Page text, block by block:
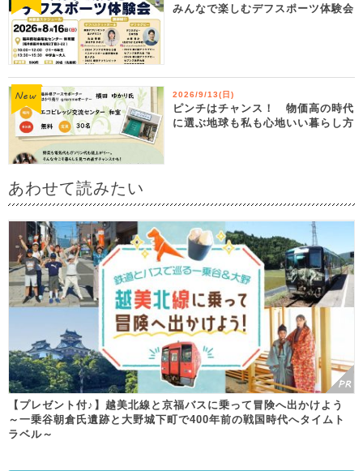
みんなで楽しむデフスポーツ体験会
2026/9/13(日)
ピンチはチャンス！ 物価高の時代
に選ぶ地球も私も心地いい暮らし方
あわせて読みたい
【プレゼント付♪】越美北線と京福バスに乗って冒険へ出かけよう
～一乗谷朝倉氏遺跡と大野城下町で400年前の戦国時代へタイムト
ラベル～